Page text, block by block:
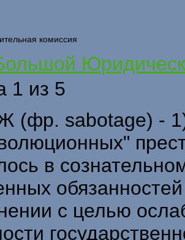
комиссия
1 из 5
(фр. sabotage) -
в
с целью